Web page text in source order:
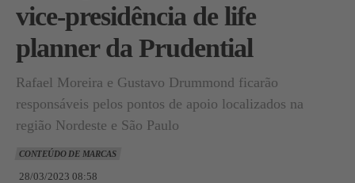
vice-presidência de life
planner da Prudential
Rafael Moreira e Gustavo Drummond ficarão
responsáveis pelos pontos de apoio localizados na
região Nordeste e São Paulo
CONTEÚDO DE MARCAS
28/03/2023 08:58